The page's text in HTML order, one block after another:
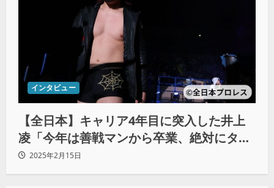
インタビュー
【全日本】キャリア4年目に突入した井上
凌「今年は善戦マンから卒業、絶対にタイ
トルを獲得します！」
2025年2月15日